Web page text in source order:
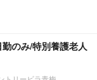
のみ/特別養護老人